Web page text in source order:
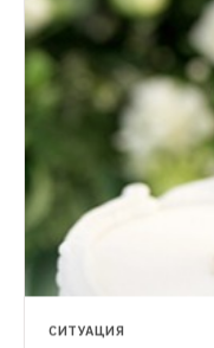
СИТУАЦИЯ
Сколько
однополых
населения
с
СИТУАЦИЯ
Патриарх
искусстве
что общество
приучают
глупости
СИТУАЦИЯ